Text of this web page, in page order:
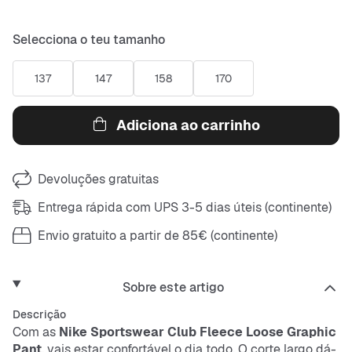
Selecciona o teu tamanho
137 147 158 170
Adiciona ao carrinho
Devoluções gratuitas
Entrega rápida com UPS 3-5 dias úteis (continente)
Envio gratuito a partir de 85€ (continente)
Sobre este artigo
Descrição
Com as Nike Sportswear Club Fleece Loose Graphic